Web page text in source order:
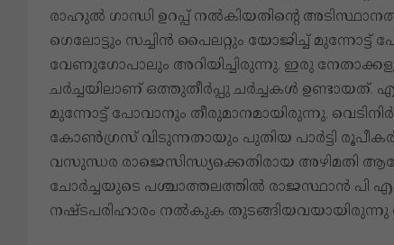
രാഹുൽ ഗാന്ധി ഉറപ്പ് നൽകിയതിന്റെ
ഗെലോട്ടും സച്ചിൻ പൈലറ്റും യോജിച്ച്
വേണുഗോപാലും അറിയിച്ചിരുന്നു. ഇരു
ചർച്ചയിലാണ് ഒത്തുതീർപ്പു ചർച്ചകൾ ഉണ്ടായത്.
മുന്നോട്ട് പോവാനും തീരുമാനമായിരുന്നു.
കോൺ​ഗ്രസ് വിടുന്നതായും പുതിയ പാർട്ടി
വസുന്ധര രാജെസിന്ധ്യക്കെതിരായ അഴിമതി
ചോർച്ചയുടെ പശ്ചാത്തലത്തിൽ രാജസ്ഥാൻ പി
നഷ്ടപരിഹാരം നൽകുക തുടങ്ങിയവയായിരുന്നു